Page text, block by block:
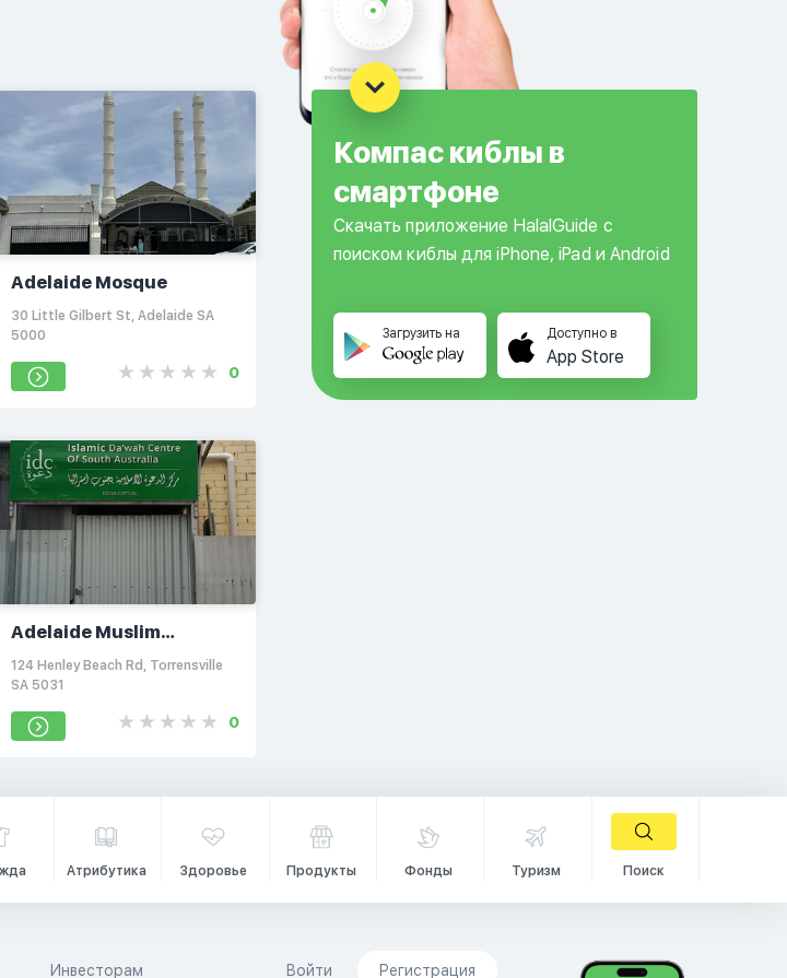
Компас киблы в
смартфоне
Скачать приложение HalalGuide с
поиском киблы для iPhone, iPad и Android
Загрузить на Доступно в
App Store
Adelaide Mosque
30 Little Gilbert St, Adelaide SA
5000
0
Adelaide Muslim
Community
124 Henley Beach Rd, Torrensville
SA 5031
0
Атрибутика Здоровье Продукты Фонды Туризм Поиск
Инвесторам Войти Регистрация